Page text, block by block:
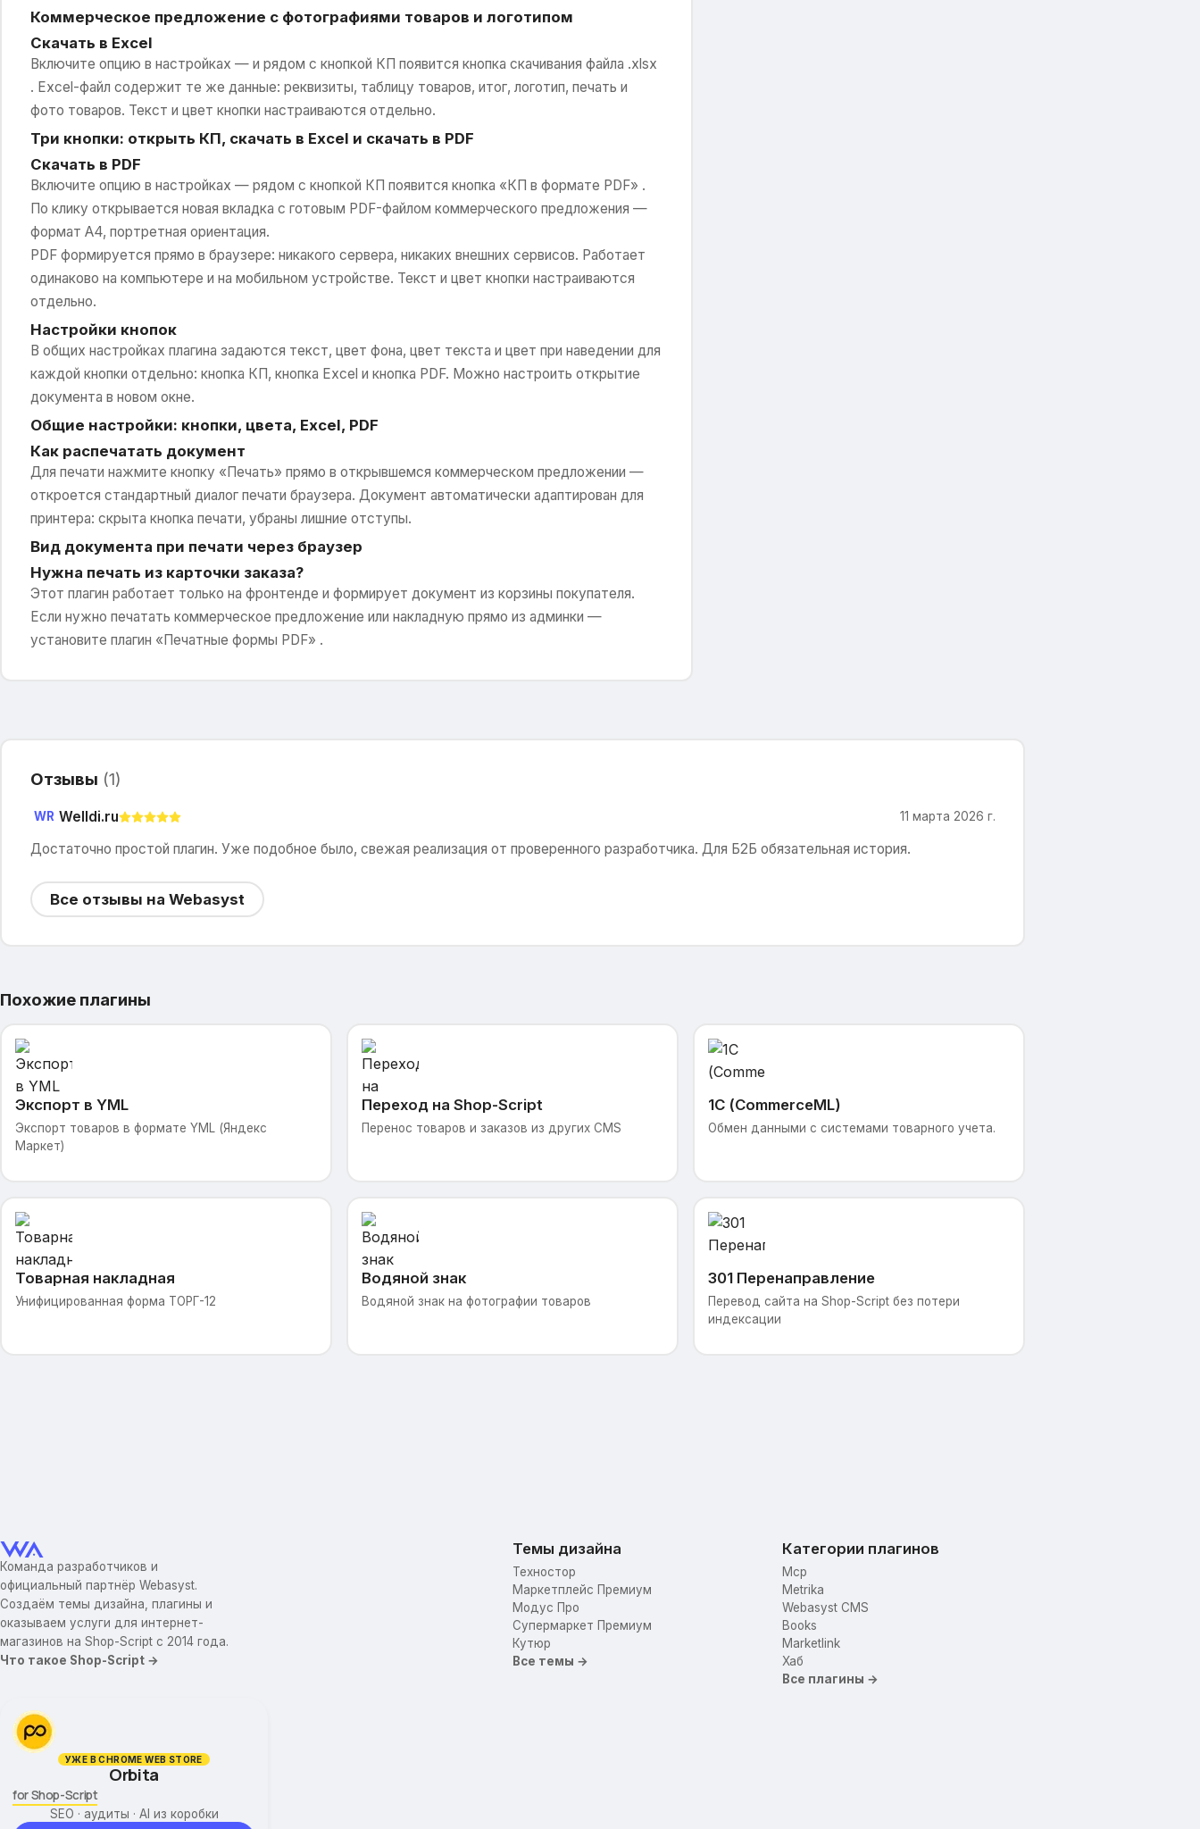
Коммерческое предложение с фотографиями товаров и логотипом
Скачать в Excel
Включите опцию в настройках — и рядом с кнопкой КП появится кнопка скачивания файла .xlsx
. Excel-файл содержит те же данные: реквизиты, таблицу товаров, итог, логотип, печать и
фото товаров. Текст и цвет кнопки настраиваются отдельно.
Три кнопки: открыть КП, скачать в Excel и скачать в PDF
Скачать в PDF
Включите опцию в настройках — рядом с кнопкой КП появится кнопка «КП в формате PDF» .
По клику открывается новая вкладка с готовым PDF-файлом коммерческого предложения —
формат A4, портретная ориентация.
PDF формируется прямо в браузере: никакого сервера, никаких внешних сервисов. Работает
одинаково на компьютере и на мобильном устройстве. Текст и цвет кнопки настраиваются
отдельно.
Настройки кнопок
В общих настройках плагина задаются текст, цвет фона, цвет текста и цвет при наведении для
каждой кнопки отдельно: кнопка КП, кнопка Excel и кнопка PDF. Можно настроить открытие
документа в новом окне.
Общие настройки: кнопки, цвета, Excel, PDF
Как распечатать документ
Для печати нажмите кнопку «Печать» прямо в открывшемся коммерческом предложении —
откроется стандартный диалог печати браузера. Документ автоматически адаптирован для
принтера: скрыта кнопка печати, убраны лишние отступы.
Вид документа при печати через браузер
Нужна печать из карточки заказа?
Этот плагин работает только на фронтенде и формирует документ из корзины покупателя.
Если нужно печатать коммерческое предложение или накладную прямо из админки —
установите плагин «Печатные формы PDF» .
Отзывы (1)
WR Welldi.ru 11 марта 2026 г.
Достаточно простой плагин. Уже подобное было, свежая реализация от проверенного разработчика. Для Б2Б обязательная история.
Все отзывы на Webasyst
Похожие плагины
Экспорт в YML
Экспорт товаров в формате YML (Яндекс
Маркет)
Переход на Shop-Script
Перенос товаров и заказов из других CMS
1С (CommerceML)
Обмен данными с системами товарного учета.
Товарная накладная
Унифицированная форма ТОРГ-12
Водяной знак
Водяной знак на фотографии товаров
301 Перенаправление
Перевод сайта на Shop-Script без потери
индексации
Команда разработчиков и
официальный партнёр Webasyst.
Создаём темы дизайна, плагины и
оказываем услуги для интернет-
магазинов на Shop-Script с 2014 года.
Что такое Shop-Script →
УЖЕ В CHROME WEB STORE
Orbita
for Shop-Script
SEO · аудиты · AI из коробки
Темы дизайна
Техностор
Маркетплейс Премиум
Модус Про
Супермаркет Премиум
Кутюр
Все темы →
Категории плагинов
Mcp
Metrika
Webasyst CMS
Books
Marketlink
Хаб
Все плагины →